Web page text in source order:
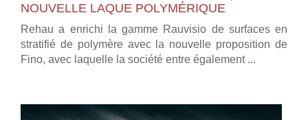
NOUVELLE LAQUE POLYMÉRIQUE
Rehau a enrichi la gamme Rauvisio de surfaces en
stratifié de polymère avec la nouvelle proposition de
Fino, avec laquelle la société entre également ...